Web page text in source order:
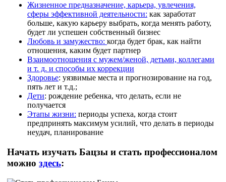
Жизненное предназначение, карьера, увлечения,
сферы эффективной деятельности: как заработат
больше, какую карьеру выбрать, когда менять работу,
будет ли успешен собственный бизнес
Любовь и замужество: когда будет брак, как найти
отношения, каким будет партнер
Взаимоотношения с мужем/женой, детьми, коллегами
и т. д. и способы их коррекции
Здоровье: уязвимые места и прогнозирование на год,
пять лет и т.д.;
Дети: рождение ребенка, что делать, если не
получается
Этапы жизни: периоды успеха, когда стоит
предпринять максимум усилий, что делать в периоды
неудач, планирование
Начать изучать Бацзы и стать профессионалом
можно здесь: